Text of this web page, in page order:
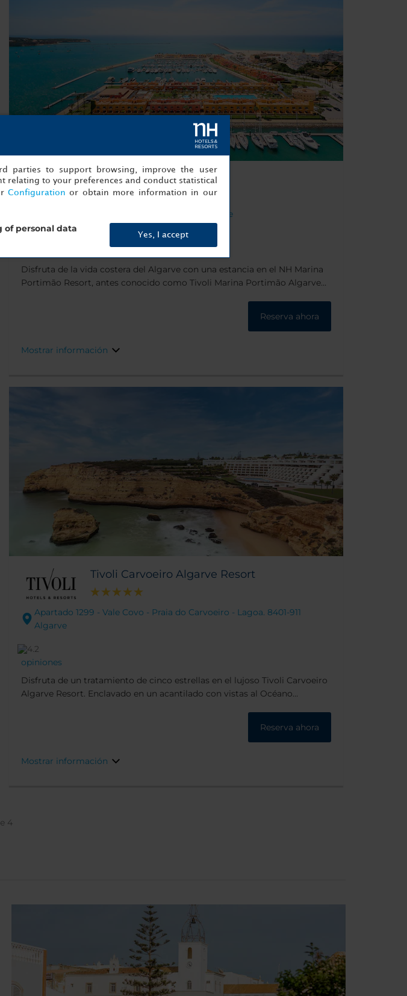
NH Marina Portimão Resort
Marina Portimao - Portimão. 8500-843 Algarve
Disfruta de la vida costera del Algarve con una estancia en el NH Marina
Portimão Resort, antes conocido como Tivoli Marina Portimão Algarve
Ferragudo, a un corto paseo de la playa, tiendas y restaurantes.
Reserva ahora
Mostrar información
Tivoli Carvoeiro Algarve Resort
Apartado 1299 - Vale Covo - Praia do Carvoeiro - Lagoa. 8401-911
Algarve
opiniones
Disfruta de un tratamiento de cinco estrellas en el lujoso Tivoli Carvoeiro
Algarve Resort. Enclavado en un acantilado con vistas al Océano
Reserva ahora
Mostrar información
4
parties to support browsing, improve the user
relating to your preferences and conduct statistical
Configuration or obtain more information in our
of personal data
Yes, I accept